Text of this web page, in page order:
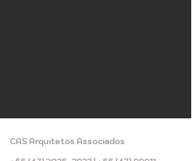
CAS Arquitetos Associados